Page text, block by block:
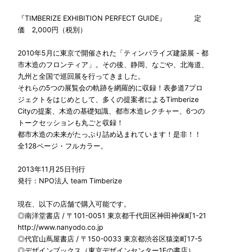
『TIMBERIZE EXHIBITION PERFECT GUIDE』 定
価 2,000円（税別）
2010年5月に東京で開催された「ティンバライズ建築展 - 都
市木造のフロンティア」。その後、静岡、なごや、北海道、
九州と全国で巡回展を行ってきました。
それらの5つの展覧会の軌跡を網羅的に収録！表参道7プロ
ジェクトをはじめとして、多くの提案者によるTimberize
Cityの提案、木造の基礎知識、都市木造レクチャー、6つの
トークセッションも丸ごと収録！
都市木造の未来がたっぷり詰め込まれています！是非！！
全128ページ・フルカラー。
2013年11月25日刊行
発行：NPO法人 team Timberize
現在、以下の店舗で購入可能です。
◎南洋堂書店 / 〒101-0051 東京都千代田区神田神保町1-21
http://www.nanyodo.co.jp
◎代官山蔦屋書店 / 〒150-0033 東京都渋谷区猿楽町17-5